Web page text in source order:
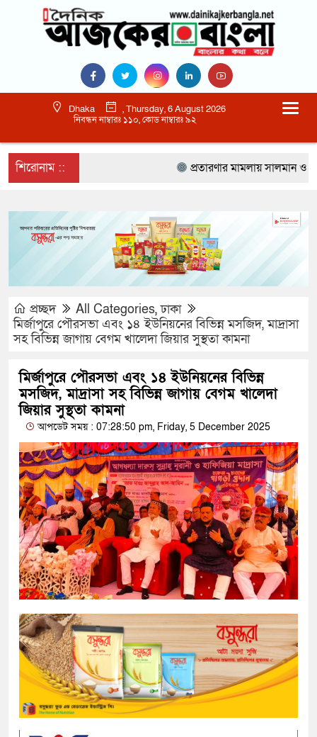
Dhaka
, Thursday, 6 August 2026
নিবন্ধন নাম্বারঃ ১১০, কোড নাম্বারঃ ৯২
শিরোনাম :: প্রতারণার মামলায় সালমান ও
প্রচ্ছদ All Categories,ঢাকা
মির্জাপুরে পৌরসভা এবং ১৪ ইউনিয়নের বিভিন্ন মসজিদ, মাদ্রাসা
সহ বিভিন্ন জাগায় বেগম খালেদা জিয়ার সুস্থতা কামনা
মির্জাপুরে পৌরসভা এবং ১৪ ইউনিয়নের বিভিন্ন
মসজিদ, মাদ্রাসা সহ বিভিন্ন জাগায় বেগম খালেদা
জিয়ার সুস্থতা কামনা
আপডেট সময় : 07:28:50 pm, Friday, 5 December 2025